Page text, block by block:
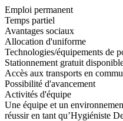
Emploi permanent
Temps partiel
Avantages sociaux
Allocation d'uniforme
Technologies/équipements
Stationnement gratuit
Accès aux transports en
Possibilité d'avancement
Activités d'équipe
Une équipe et un
réussir en tant qu’Hygiéniste